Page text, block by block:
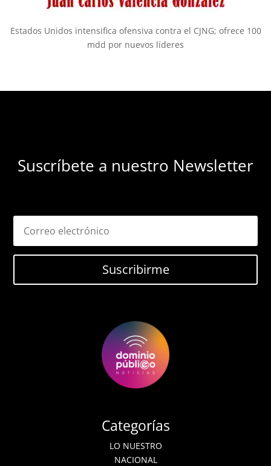
Estados Unidos intensifica ofensiva contra el CJNG; ofrece 100
mdd por nuevos líderes
Suscríbete a nuestro Newsletter
Suscribirme
Categorías
LO NUESTRO
NACIONAL